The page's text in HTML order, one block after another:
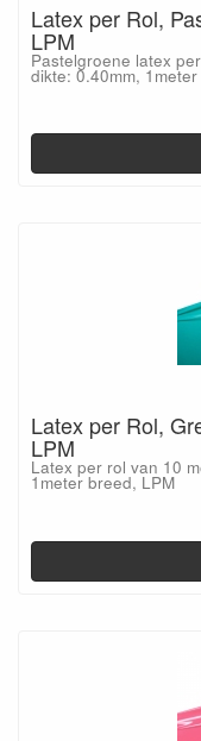
Latex per Rol,
LPM
Pastelgroene latex
dikte: 0.40mm,
Latex per Rol,
LPM
Latex per rol van 10
1meter breed, LPM